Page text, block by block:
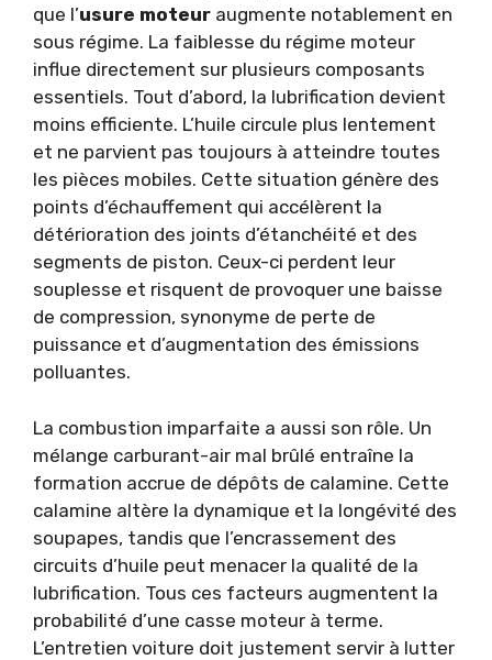
que l’usure moteur augmente notablement en
sous régime. La faiblesse du régime moteur
influe directement sur plusieurs composants
essentiels. Tout d’abord, la lubrification devient
moins efficiente. L’huile circule plus lentement
et ne parvient pas toujours à atteindre toutes
les pièces mobiles. Cette situation génère des
points d’échauffement qui accélèrent la
détérioration des joints d’étanchéité et des
segments de piston. Ceux-ci perdent leur
souplesse et risquent de provoquer une baisse
de compression, synonyme de perte de
puissance et d’augmentation des émissions
polluantes.
La combustion imparfaite a aussi son rôle. Un
mélange carburant-air mal brûlé entraîne la
formation accrue de dépôts de calamine. Cette
calamine altère la dynamique et la longévité des
soupapes, tandis que l’encrassement des
circuits d’huile peut menacer la qualité de la
lubrification. Tous ces facteurs augmentent la
probabilité d’une casse moteur à terme.
L’entretien voiture doit justement servir à lutter